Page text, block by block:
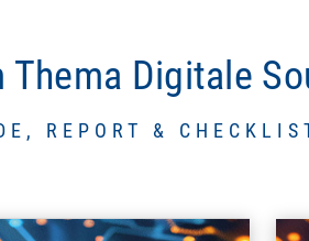
Thema Digitale
REPORT &